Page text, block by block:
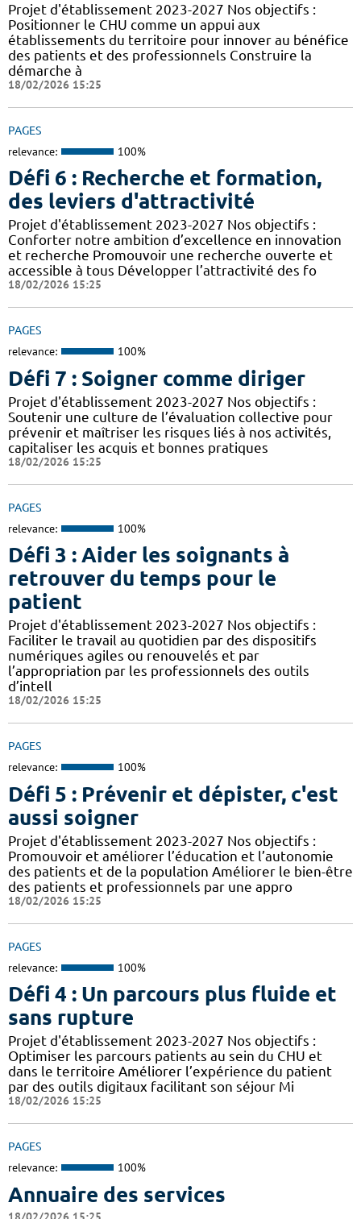
Projet d'établissement 2023-2027 Nos objectifs :
Positionner le CHU comme un appui aux
établissements du territoire pour innover au bénéfice
des patients et des professionnels Construire la
démarche à
18/02/2026 15:25
PAGES
relevance: 100%
Défi 6 : Recherche et formation,
des leviers d'attractivité
Projet d'établissement 2023-2027 Nos objectifs :
Conforter notre ambition d’excellence en innovation
et recherche Promouvoir une recherche ouverte et
accessible à tous Développer l’attractivité des fo
18/02/2026 15:25
PAGES
relevance: 100%
Défi 7 : Soigner comme diriger
Projet d'établissement 2023-2027 Nos objectifs :
Soutenir une culture de l’évaluation collective pour
prévenir et maîtriser les risques liés à nos activités,
capitaliser les acquis et bonnes pratiques
18/02/2026 15:25
PAGES
relevance: 100%
Défi 3 : Aider les soignants à
retrouver du temps pour le
patient
Projet d'établissement 2023-2027 Nos objectifs :
Faciliter le travail au quotidien par des dispositifs
numériques agiles ou renouvelés et par
l’appropriation par les professionnels des outils
d’intell
18/02/2026 15:25
PAGES
relevance: 100%
Défi 5 : Prévenir et dépister, c'est
aussi soigner
Projet d'établissement 2023-2027 Nos objectifs :
Promouvoir et améliorer l’éducation et l’autonomie
des patients et de la population Améliorer le bien-être
des patients et professionnels par une appro
18/02/2026 15:25
PAGES
relevance: 100%
Défi 4 : Un parcours plus fluide et
sans rupture
Projet d'établissement 2023-2027 Nos objectifs :
Optimiser les parcours patients au sein du CHU et
dans le territoire Améliorer l’expérience du patient
par des outils digitaux facilitant son séjour Mi
18/02/2026 15:25
PAGES
relevance: 100%
Annuaire des services